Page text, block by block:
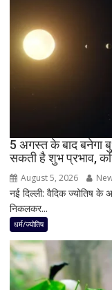
5 अगस्त के बाद बनेगा
सकती है शुभ प्रभाव,
August 5, 2026
नई दिल्ली: वैदिक ज्योतिष के
निकलकर...
धर्म/ज्योतिष